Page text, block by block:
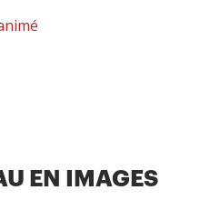
EN IMAGES